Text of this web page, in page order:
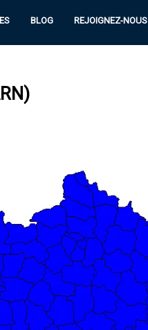
BLOG REJOIGNEZ-NOUS